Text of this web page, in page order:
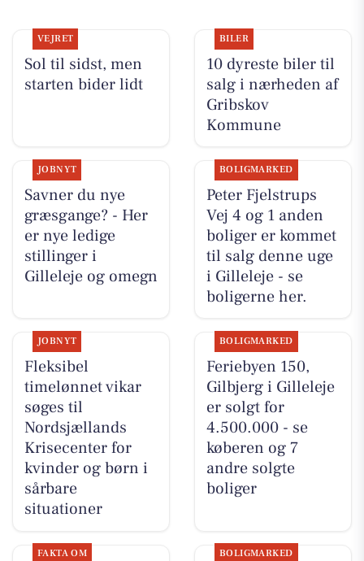
VEJRET
Sol til sidst, men
starten bider lidt
BILER
10 dyreste biler til
salg i nærheden af
Gribskov
Kommune
JOBNYT
Savner du nye
græsgange? - Her
er nye ledige
stillinger i
Gilleleje og omegn
BOLIGMARKED
Peter Fjelstrups
Vej 4 og 1 anden
boliger er kommet
til salg denne uge
i Gilleleje - se
boligerne her.
JOBNYT
Fleksibel
timelønnet vikar
søges til
Nordsjællands
Krisecenter for
kvinder og børn i
sårbare
situationer
BOLIGMARKED
Feriebyen 150,
Gilbjerg i Gilleleje
er solgt for
4.500.000 - se
køberen og 7
andre solgte
boliger
FAKTA OM BOLIGMARKED